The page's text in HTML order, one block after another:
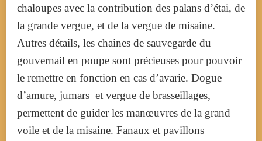
chaloupes avec la contribution des palans d’étai, de
la grande vergue, et de la vergue de misaine.
Autres détails, les chaines de sauvegarde du
gouvernail en poupe sont précieuses pour pouvoir
le remettre en fonction en cas d’avarie. Dogue
d’amure, jumars et vergue de brasseillages,
permettent de guider les manœuvres de la grand
voile et de la misaine. Fanaux et pavillons